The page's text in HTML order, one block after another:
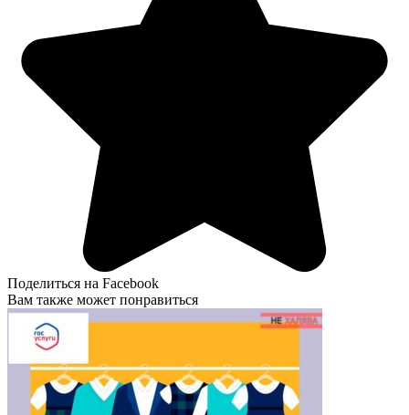
Поделиться на Facebook
Вам также может понравиться